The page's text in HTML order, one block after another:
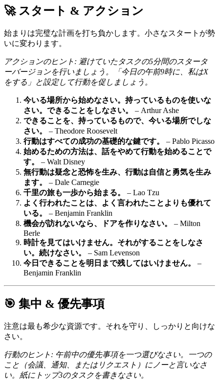
🚀 スタート & アクション
始まりは完璧な計画を打ち負かします。小さなスタートが勢
いに変わります。
アクションのヒント: 避けていたタスクの5分間のスタータ
ーバージョンを行いましょう。「今日の午前9時に、私はX
をする」と設定して行動を促しましょう。
今いる場所から始めなさい。持っているものを使いな
さい。できることをしなさい。
– Arthur Ashe
できることを、持っているもので、今いる場所でしな
さい。
– Theodore Roosevelt
行動はすべての成功の基礎的な鍵です。
– Pablo Picasso
始めるための方法は、話をやめて行動を始めることで
す。
– Walt Disney
無行動は疑念と恐怖を生み、行動は自信と勇気を生み
ます。
– Dale Carnegie
千里の旅も一歩から始まる。
– Lao Tzu
よく行われたことは、よく言われたことよりも優れて
いる。
– Benjamin Franklin
機会が訪れないなら、ドアを作りなさい。
– Milton
Berle
時計を見てはいけません。それがすることをしなさ
い。続けなさい。
– Sam Levenson
今日できることを明日まで残してはいけません。
–
Benjamin Franklin
🎯 集中 & 優先事項
注意は最も希少な資源です。それを守り、しっかりと向けな
さい。
行動のヒント: 午前中の優先事項を一つ選びなさい。一つの
こと（会議、通知、またはリクエスト）にノーと言いなさ
い。紙にトップ3のタスクを書きなさい。